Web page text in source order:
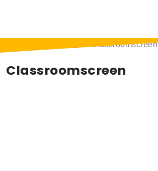
Classroomscreen
Classroomscreen